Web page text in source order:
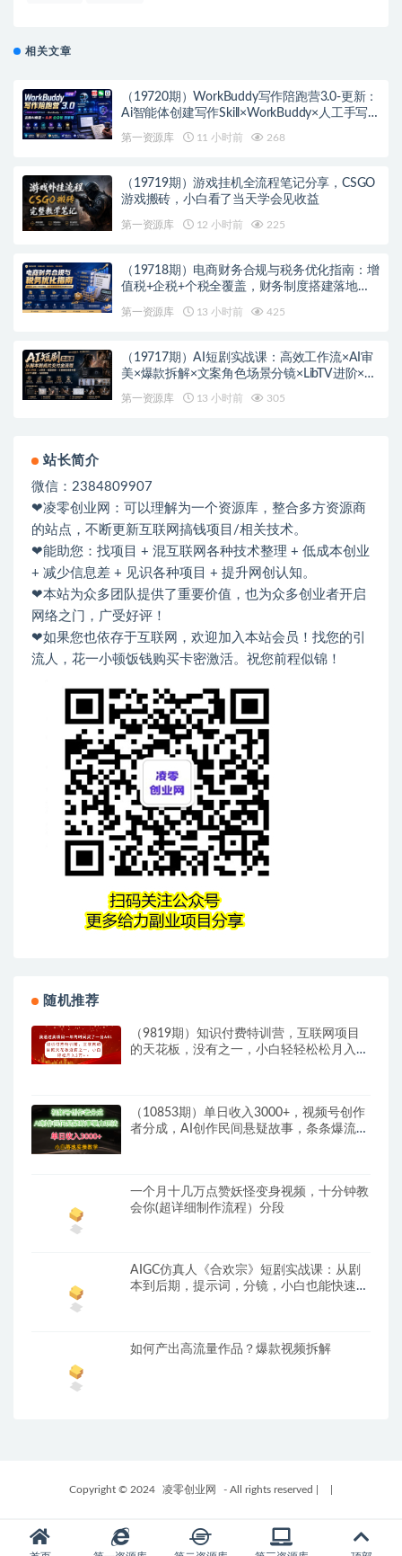
相关文章
（19720期）WorkBuddy写作陪跑营3.0-更新：
Ai智能体创建写作Skill×WorkBuddy×人工手写
模式×去除AI痕迹×头条公众号百家号
第一资源库 11 小时前 268
（19719期）游戏挂机全流程笔记分享，CSGO
游戏搬砖，小白看了当天学会见收益
第一资源库 12 小时前 225
（19718期）电商财务合规与税务优化指南：增
值税+企税+个税全覆盖，财务制度搭建落地纳
第一资源库 13 小时前 425
（19717期）AI短剧实战课：高效工作流×AI审
美×爆款拆解×文案角色场景分镜×LibTV进阶×站
第一资源库 13 小时前 305
站长简介
微信：2384809907
❤凌零创业网：可以理解为一个资源库，整合多方资源商
的站点，不断更新互联网搞钱项目/相关技术。
❤能助您：找项目 + 混互联网各种技术整理 + 低成本创业
+ 减少信息差 + 见识各种项目 + 提升网创认知。
❤本站为众多团队提供了重要价值，也为众多创业者开启
网络之门，广受好评！
❤如果您也依存于互联网，欢迎加入本站会员！找您的引
流人，花一小顿饭钱购买卡密激活。祝您前程似锦！
随机推荐
（9819期）知识付费特训营，互联网项目
的天花板，没有之一，小白轻轻松松月入三
（10853期）单日收入3000+，视频号创作
者分成，AI创作民间悬疑故事，条条爆流，
一个月十几万点赞妖怪变身视频，十分钟教
会你(超详细制作流程）分段
AIGC仿真人《合欢宗》短剧实战课：从剧
本到后期，提示词，分镜，小白也能快速量
如何产出高流量作品？爆款视频拆解
Copyright © 2024 凌零创业网 - All rights reserved